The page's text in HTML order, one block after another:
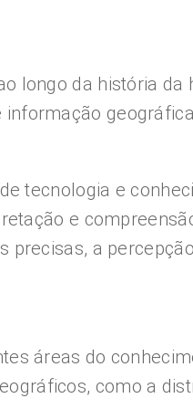
longo da história
tecnologia e
e
a
áreas do
como a